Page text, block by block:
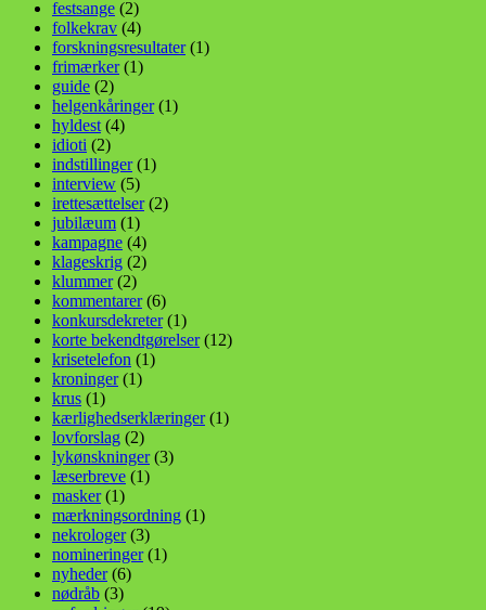
festsange (2)
folkekrav (4)
forskningsresultater(1)
frimærker(1)
guide (2)
helgenkåringer(1)
hyldest (4)
idioti (2)
indstillinger(1)
interview (5)
irettesættelser(2)
jubilæum (1)
kampagne (4)
klageskrig (2)
klummer(2)
kommentarer(6)
konkursdekreter(1)
korte bekendtgørelser(12)
krisetelefon (1)
kroninger(1)
krus (1)
kærlighedserklæringer(1)
lovforslag (2)
lykønskninger(3)
læserbreve (1)
masker(1)
mærkningsordning (1)
nekrologer(3)
nomineringer(1)
nyheder(6)
nødråb (3)